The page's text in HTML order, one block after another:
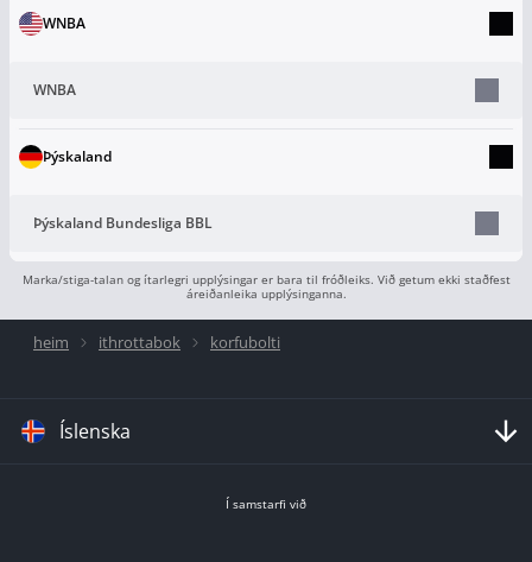
WNBA
WNBA
Þýskaland
Þýskaland Bundesliga BBL
Marka/stiga-talan og ítarlegri upplýsingar er bara til fróðleiks. Við getum ekki staðfest
áreiðanleika upplýsinganna.
heim ithrottabok korfubolti
Íslenska
Í samstarfi við